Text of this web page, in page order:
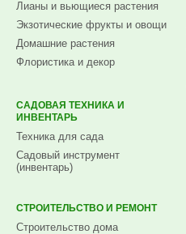
Лианы и вьющиеся растения
Экзотические фрукты и овощи
Домашние растения
Флористика и декор
САДОВАЯ ТЕХНИКА И
ИНВЕНТАРЬ
Техника для сада
Садовый инструмент
(инвентарь)
СТРОИТЕЛЬСТВО И РЕМОНТ
Строительство дома